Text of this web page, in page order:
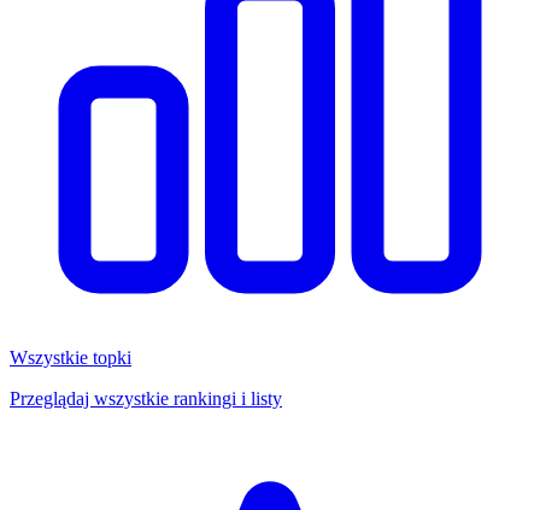
Wszystkie topki
Przeglądaj wszystkie rankingi i listy